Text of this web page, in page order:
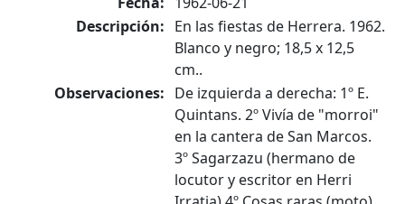
Descripción: En las fiestas de Herrera. 1962.
Blanco y negro; 18,5 x 12,5
cm..
Observaciones: De izquierda a derecha: 1º E.
Quintans. 2º Vivía de "morroi"
en la cantera de San Marcos.
3º Sagarzazu (hermano de
locutor y escritor en Herri